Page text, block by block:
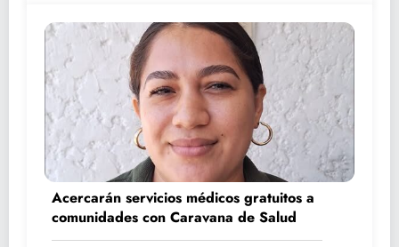
Acercarán servicios médicos gratuitos a
comunidades con Caravana de Salud